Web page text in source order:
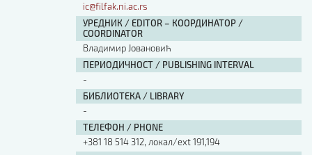
ic@filfak.ni.ac.rs
УРЕДНИК / EDITOR – КООРДИНАТОР /
COORDINATOR
Владимир Јовановић
ПЕРИОДИЧНОСТ / PUBLISHING INTERVAL
-
БИБЛИОТЕКА / LIBRARY
-
ТЕЛЕФОН / PHONE
+381 18 514 312, локал/ext 191,194